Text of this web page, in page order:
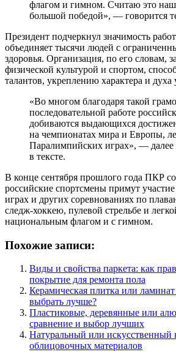
флагом и гимном. Считаю это
большой победой», — говорится
Президент подчеркнул значимость
объединяет тысячи людей с
здоровья. Организация, по его словам,
физической культурой и спортом,
талантов, укреплению характера и духа
«Во многом благодаря такой
последовательной работе
добиваются выдающихся
на чемпионатах мира и Европы,
Паралимпийских играх», — далее
в тексте.
В конце сентября прошлого года ПКР
российские спортсмены примут
играх и других соревнованиях по
следж-хоккею, пулевой стрельбе и
национальным флагом и с гимном.
Похожие записи:
Виды и свойства паркета: как
покрытие для ремонта пола
Керамическая плитка или
выбрать лучше?
Пластиковые, деревянные или
сравнение и выбор лучших
Натуральный или искусственный
облицовочных материалов